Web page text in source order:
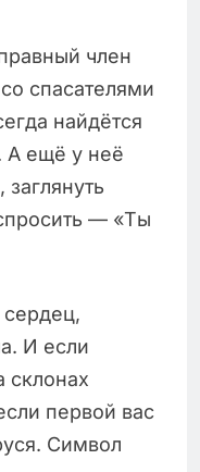
член
спасателями
найдётся
А ещё у неё
— «Ты
И если
склонах
первой вас
Символ